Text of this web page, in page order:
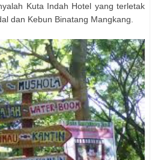
Kuta Indah Hotel yang terletak
dan Kebun Binatang Mangkang.